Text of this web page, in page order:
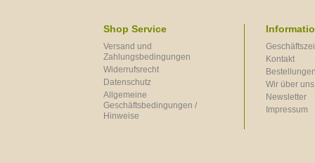
Shop Service
Versand und
Zahlungsbedingungen
Widerrufsrecht
Datenschutz
Allgemeine
Geschäftsbedingungen /
Hinweise
Kontakt
Wir über uns
Newsletter
Impressum